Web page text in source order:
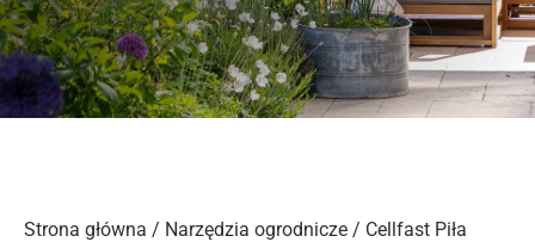
Strona główna / Narzędzia ogrodnicze / Cellfast Piła